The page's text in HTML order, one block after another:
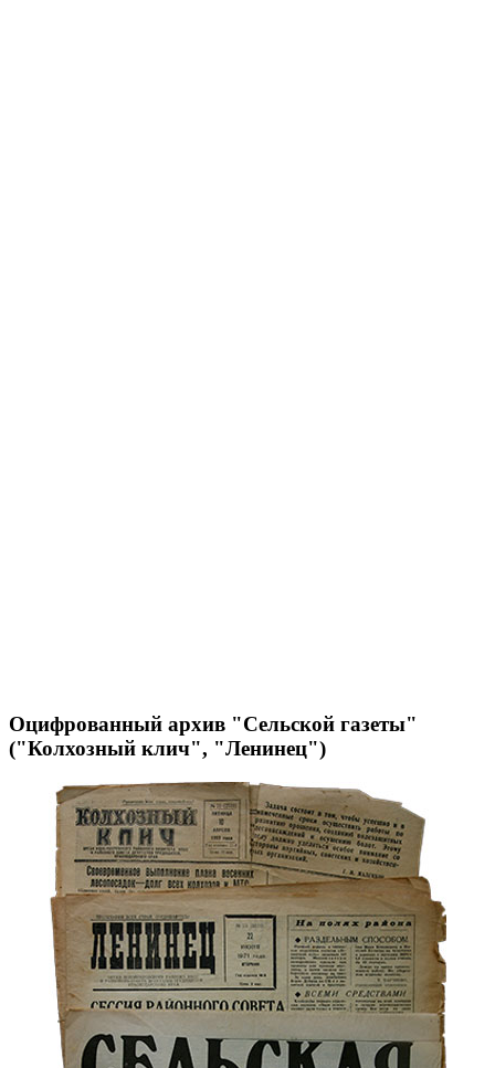
Оцифрованный архив "Сельской газеты"
("Колхозный клич", "Ленинец")